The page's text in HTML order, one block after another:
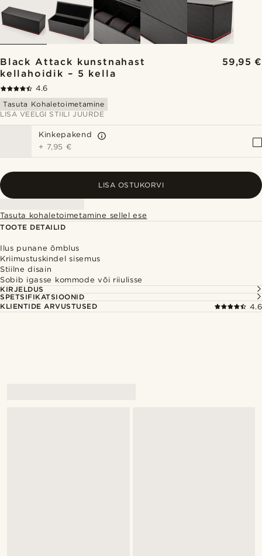
Black Attack kunstnahast
kellahoidik – 5 kella
59,95 €
4.6
Tasuta Kohaletoimetamine
LISA VEELGI STIILI JUURDE
Kinkepakend
+ 7,95 €
LISA OSTUKORVI
Tasuta kohaletoimetamine sellel ese
TOOTE DETAILID
Ilus punane õmblus
Kriimustuskindel sisemus
Stiilne disain
Sobib igasse kommode või riiulisse
KIRJELDUS
SPETSIFIKATSIOONID
KLIENTIDE ARVUSTUSED
4.6